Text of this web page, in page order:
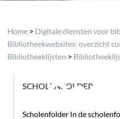
Home > Digitale diensten voor
Bibliotheekwebsites: overzicht
Bibliotheeklijsten >
SCHOLENFOLDER
Scholenfolder In de